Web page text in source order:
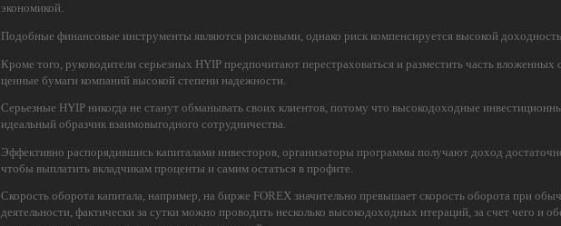
экономикой.
Подобные финансовые инструменты являются рисковыми, однако риск компенсируется высокой
Кроме того, руководители серьезных HYIP предпочитают перестраховаться и разместить часть вложенных
ценные бумаги компаний высокой степени надежности.
Серьезные HYIP никогда не станут обманывать своих клиентов, потому что высокодоходные
идеальный образчик взаимовыгодного сотрудничества.
Эффективно распорядившись капиталами инвесторов, организаторы программы получают доход
чтобы выплатить вкладчикам проценты и самим остаться в профите.
Скорость оборота капитала, например, на бирже FOREX значительно превышает скорость оборота при
деятельности, фактически за сутки можно проводить несколько высокодоходных итераций, за счет чего и